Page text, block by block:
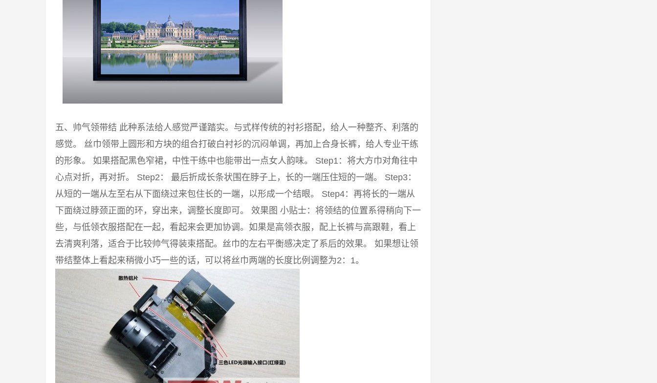
五、帅气领带结 此种系法给人感觉严谨踏实。与式样传统的衬衫搭配，给人一种整齐、利落的
感觉。 丝巾领带上圆形和方块的组合打破白衬衫的沉闷单调，再加上合身长裤，给人专业干练
的形象。 如果搭配黑色窄裙，中性干练中也能带出一点女人韵味。 Step1：将大方巾对角往中
心点对折，再对折。 Step2： 最后折成长条状围在脖子上，长的一端压住短的一端。 Step3：
从短的一端从左至右从下面绕过来包住长的一端，以形成一个结眼。 Step4：再将长的一端从
下面绕过脖颈正面的环，穿出来，调整长度即可。 效果图 小贴士：将领结的位置系得稍向下一
些，与低领衣服搭配在一起，看起来会更加协调。如果是高领衣服，配上长裤与高跟鞋，看上
去清爽利落，适合于比较帅气得装束搭配。丝巾的左右平衡感决定了系后的效果。 如果想让领
带结整体上看起来稍微小巧一些的话，可以将丝巾两端的长度比例调整为2：1。